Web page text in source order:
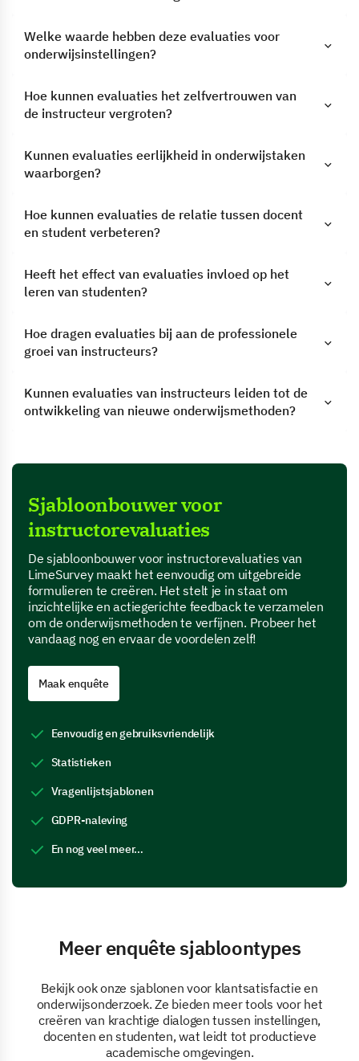
Welke waarde hebben deze evaluaties voor
onderwijsinstellingen?
Hoe kunnen evaluaties het zelfvertrouwen van
de instructeur vergroten?
Kunnen evaluaties eerlijkheid in onderwijstaken
waarborgen?
Hoe kunnen evaluaties de relatie tussen docent
en student verbeteren?
Heeft het effect van evaluaties invloed op het
leren van studenten?
Hoe dragen evaluaties bij aan de professionele
groei van instructeurs?
Kunnen evaluaties van instructeurs leiden tot de
ontwikkeling van nieuwe onderwijsmethoden?
Sjabloonbouwer voor
instructorevaluaties
De sjabloonbouwer voor instructorevaluaties van
LimeSurvey maakt het eenvoudig om uitgebreide
formulieren te creëren. Het stelt je in staat om
inzichtelijke en actiegerichte feedback te verzamelen
om de onderwijsmethoden te verfijnen. Probeer het
vandaag nog en ervaar de voordelen zelf!
Maak enquête
Eenvoudig en gebruiksvriendelijk
Statistieken
Vragenlijstsjablonen
GDPR-naleving
En nog veel meer…
Meer enquête sjabloontypes
Bekijk ook onze sjablonen voor klantsatisfactie en
onderwijsonderzoek. Ze bieden meer tools voor het
creëren van krachtige dialogen tussen instellingen,
docenten en studenten, wat leidt tot productieve
academische omgevingen.